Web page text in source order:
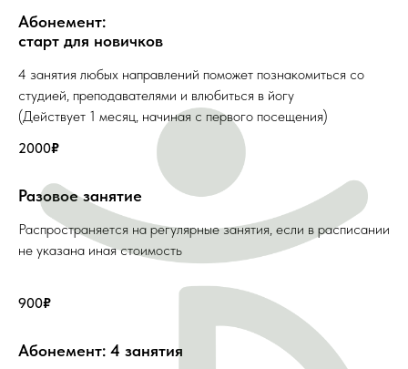
Абонемент:
старт для новичков
4 занятия любых направлений поможет познакомиться со
студией, преподавателями и влюбиться в йогу
(Действует 1 месяц, начиная с первого посещения)
2000₽
Разовое занятие
Распространяется на регулярные занятия, если в расписании
не указана иная стоимость
900₽
Абонемент: 4 занятия